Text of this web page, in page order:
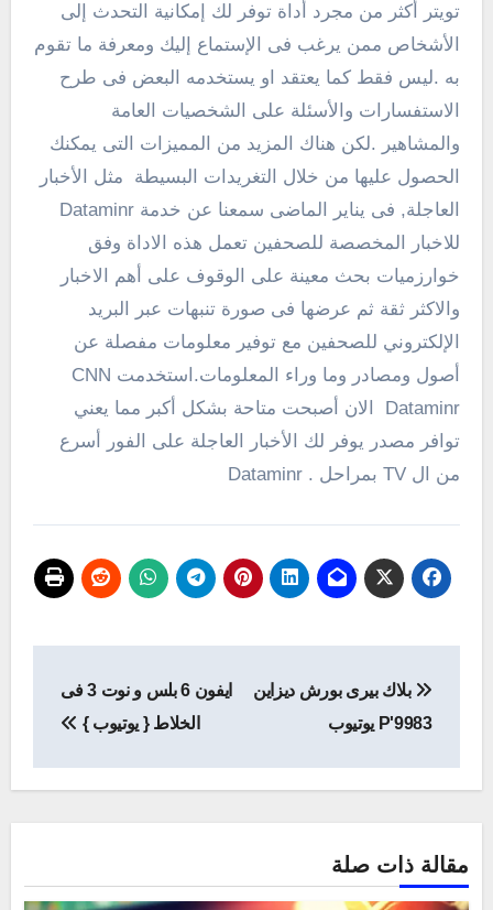
تويتر أكثر من مجرد أداة توفر لك إمكانية التحدث إلى
الأشخاص ممن يرغب فى الإستماع إليك ومعرفة ما تقوم
به .ليس فقط كما يعتقد او يستخدمه البعض فى طرح
الاستفسارات والأسئلة على الشخصيات العامة
والمشاهير .لكن هناك المزيد من المميزات التى يمكنك
الحصول عليها من خلال التغريدات البسيطة مثل الأخبار
العاجلة, فى يناير الماضى سمعنا عن خدمة Dataminr
للاخبار المخصصة للصحفين تعمل هذه الاداة وفق
خوارزميات بحث معينة على الوقوف على أهم الاخبار
والاكثر ثقة ثم عرضها فى صورة تنبهات عبر البريد
الإلكتروني للصحفين مع توفير معلومات مفصلة عن
أصول ومصادر وما وراء المعلومات.استخدمت CNN
Dataminr الان أصبحت متاحة بشكل أكبر مما يعني
توافر مصدر يوفر لك الأخبار العاجلة على الفور أسرع
من ال TV بمراحل .
المقالات
بلاك بيرى بورش ديزاين
P'9983 يوتيوب
ايفون 6 بلس و نوت 3 فى
الخلاط { يوتيوب }
مقالة ذات صلة